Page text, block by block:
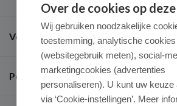
Veel gestelde vragen
Populaire merken
Over de cookies op
Wij gebruiken noodzakelijke
toestemming, analytische cookies
(websitegebruik meten), social-
marketingcookies (advertenties
personaliseren). U kunt uw keuze
via ‘Cookie-instellingen’. Meer